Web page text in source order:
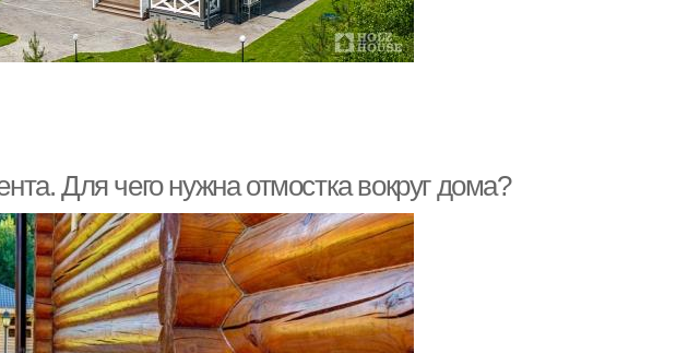
Для чего нужна отмостка вокруг дома?